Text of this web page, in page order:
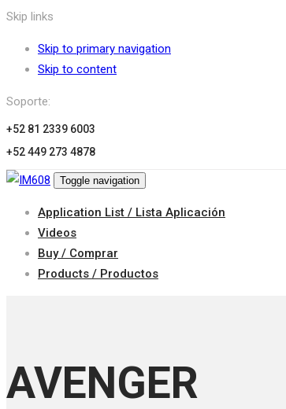
Skip links
Skip to primary navigation
Skip to content
Soporte:
+52 81 2339 6003
+52 449 273 4878
Toggle navigation
Application List / Lista Aplicación
Videos
Buy / Comprar
Products / Productos
AVENGER